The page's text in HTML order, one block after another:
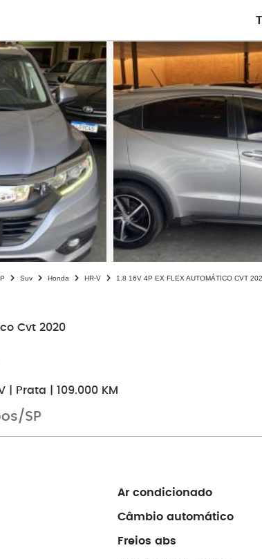
Suv Honda HR-V 1.8 16V 4P EX FLEX AUTOMÁTICO CVT
Cvt 2020
| Prata | 109.000 KM
SP
Ar condicionado
Câmbio automático
Freios abs